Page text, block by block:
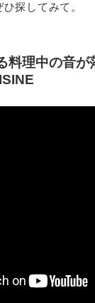
探してみて。
料理中の音